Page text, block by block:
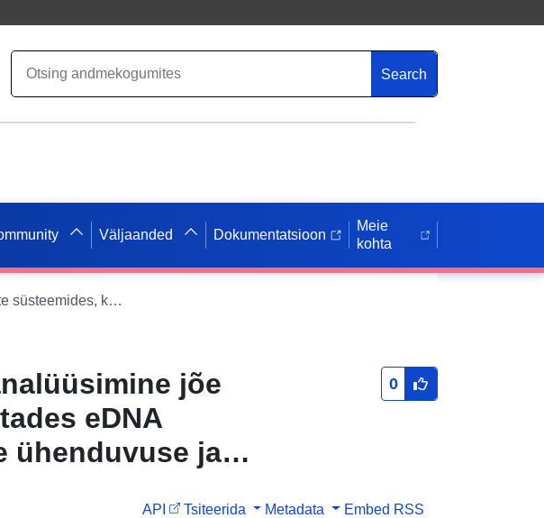
Search
Väljaanded Dokumentatsioon
Meie
kohta
Kahepaiksete metakoosluste analüüsimine jõe üleujutuste süsteemides, kasutades eDNA metabarkodeerimist: Ruumilise ühenduvuse ja keskkonnatingimuste tähtsus
jõe
eDNA
ühenduvuse ja
0
API Tsiteerida Metadata Embed RSS